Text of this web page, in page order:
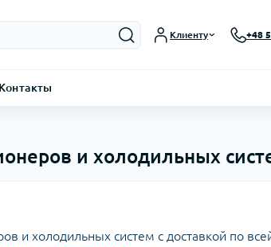
Клиенту +48
Контакты
и холодильных
и холодильных систем с доставкой по